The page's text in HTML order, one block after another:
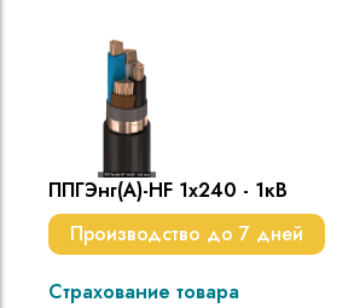
ППГЭнг(A)-HF 1х240 - 1кВ
Производство до 7 дней
Страхование товара